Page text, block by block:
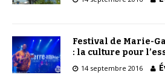
Festival de Marie-
: la culture pour
14 septembre 2016